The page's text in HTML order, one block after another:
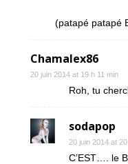
(patapé patapé
Chamalex86
20 juin 2014 at 19 h 11 min
Roh, tu
sodapop
20 juin 2014 at
C’EST…. le